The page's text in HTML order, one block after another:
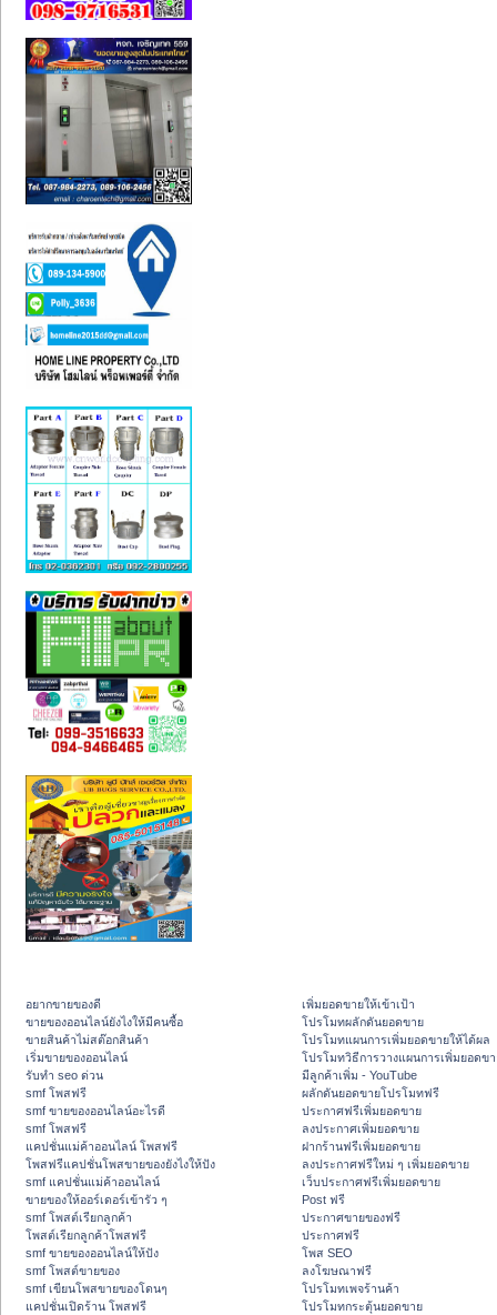
อยากขายของดี
ขายของออนไลน์ยังไงให้มีคนซื้อ
ขายสินค้าไม่สต๊อกสินค้า
เริ่มขายของออนไลน์
รับทำ seo ด่วน
smf โพสฟรี
smf ขายของออนไลน์อะไรดี
smf โพสฟรี
แคปชั่นแม่ค้าออนไลน์ โพสฟรี
โพสฟรีแคปชั่นโพสขายของยังไงให้ปัง
smf แคปชั่นแม่ค้าออนไลน์
ขายของให้ออร์เดอร์เข้ารัว ๆ
smf โพสต์เรียกลูกค้า
โพสต์เรียกลูกค้าโพสฟรี
smf ขายของออนไลน์ให้ปัง
smf โพสต์ขายของ
smf เขียนโพสขายของโดนๆ
แคปชั่นเปิดร้าน โพสฟรี
เพิ่มยอดขายให้เข้าเป้า
โปรโมทผลักดันยอดขาย
โปรโมทแผนการเพิ่มยอดขายให้ได้ผล
โปรโมทวิธีการวางแผนการเพิ่มยอดข
มีลูกค้าเพิ่ม - YouTube
ผลักดันยอดขายโปรโมทฟรี
ประกาศฟรีเพิ่มยอดขาย
ลงประกาศเพิ่มยอดขาย
ฝากร้านฟรีเพิ่มยอดขาย
ลงประกาศฟรีใหม่ ๆ เพิ่มยอดขาย
เว็บประกาศฟรีเพิ่มยอดขาย
Post ฟรี
ประกาศขายของฟรี
ประกาศฟรี
โพส SEO
ลงโฆษณาฟรี
โปรโมทเพจร้านค้า
โปรโมทกระตุ้นยอดขาย